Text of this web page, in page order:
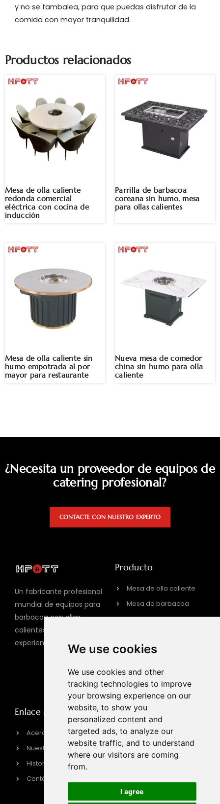
We use cookies
We use cookies and other
tracking technologies to improve
your browsing experience on our
website, to show you
personalized content and
targeted ads, to analyze our
website traffic, and to understand
where our visitors are coming
from.
I agree
y no se tambalea, para que puedas disfrutar de la
comida con mayor tranquilidad.
Productos relacionados
Mesa de olla caliente
redonda comercial
eléctrica con cocina de
inducción
Parrilla de barbacoa
coreana sin humo, mesa
para ollas calientes
Mesa de olla caliente sin
humo empotrada al por
mayor para restaurante
Nueva mesa de comedor
china sin humo para olla
caliente
¿Necesita un proveedor de equipos de
catering profesional?
CONTACTE CON NUESTRO EXPERTO
Un fabricante profesional
mundial de equipos para
barbacoa con ollas
calientes con 15 años de
experiencia.
Producto
Mesa de olla caliente
Mesa de barbacoa
Parrilla de barbacoa a
PARRILLA DE BARBACOA
Cocina de inducción
Enlace rápido
Acerca de HPOTT
Nuestra fábrica
Historia de la marca
Contáctenos
Información del
contacto
sales@hpott.com
+86 18928655213
Tianheba RD, distrito de
Shunde, Foshan,